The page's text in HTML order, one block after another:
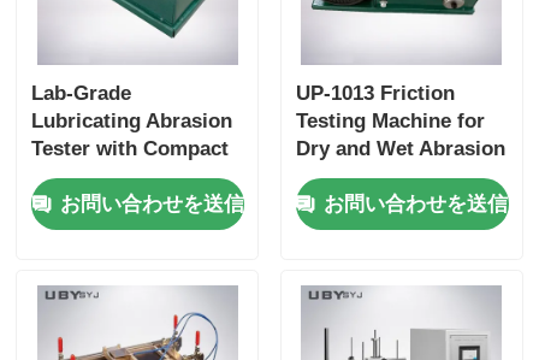
Lab-Grade
Lubricating Abrasion
Tester with Compact
Structure and User-
Friendly Interface for
Friction and Wear
お問い合わせを送信
UP-1013 Friction
Testing Machine for
Dry and Wet Abrasion
Test with Adjustable
Load Range and Real-
time Friction
お問い合わせを送信